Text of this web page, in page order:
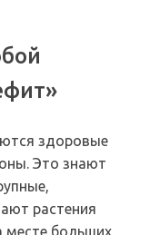
здоровые
Это знают
растения
месте больших